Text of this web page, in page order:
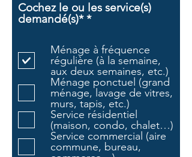
Cochez le ou les service(s)
demandé(s)* *O
g
a
t
o
i
r
e
Ménage à fréquence
régulière (à la semaine,
aux deux semaines, etc.)
Ménage ponctuel (grand
ménage, lavage de vitres,
murs, tapis, etc.)
Service résidentiel
(maison, condo, chalet…)
Service commercial (aire
commune, bureau,